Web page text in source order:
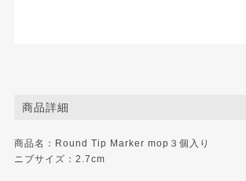
商品詳細
商品名：Round Tip Marker mop３個入り
ニブサイズ：2.7cm